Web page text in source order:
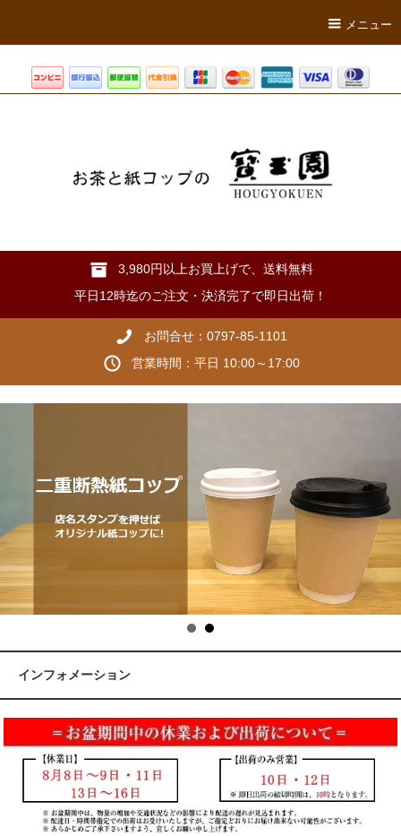
メニュー
3,980円以上お買上げで、送料無料
平日12時迄のご注文・決済完了で即日出荷！
お問合せ：0797-85-1101
営業時間：平日 10:00～17:00
インフォメーション